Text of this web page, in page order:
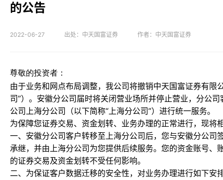
的公告
2022-06-27 出处：中天国富证券 作者：中天国富证券
尊敬的投资者：
由于业务和网点布局调整，我公司将撤销中天国富证券有限
司”）。安徽分公司届时将关闭营业场所并停止营业，分公
公司上海分公司（以下简称“上海分公司”）进行统一服务。
为保障您证券交易、资金划转、业务办理的正常进行，现将
一、安徽分公司客户转移至上海分公司后，您与安徽分公司
承继，并由上海分公司为您提供后续服务。您的资金账号、
的证券交易及资金划转不受任何影响。
二、为保证客户数据迁移的安全性，对业务办理进行如下安